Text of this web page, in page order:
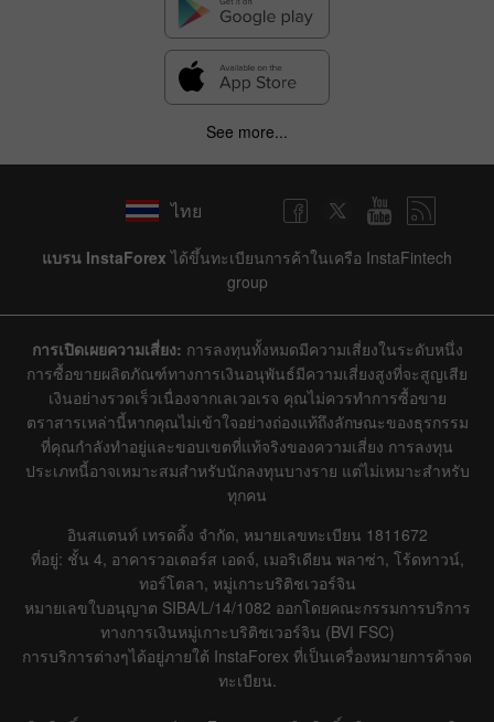
See more...
ไทย
แบรน InstaForex ได้ขึ้นทะเบียนการค้าในเครือ InstaFintech
group
การเปิดเผยความเสี่ยง: การลงทุนทั้งหมดมีความเสี่ยงในระดับหนึ่ง
การซื้อขายผลิตภัณฑ์ทางการเงินอนุพันธ์มีความเสี่ยงสูงที่จะสูญเสีย
เงินอย่างรวดเร็วเนื่องจากเลเวอเรจ คุณไม่ควรทำการซื้อขาย
ตราสารเหล่านี้หากคุณไม่เข้าใจอย่างถ่องแท้ถึงลักษณะของธุรกรรม
ที่คุณกำลังทำอยู่และขอบเขตที่แท้จริงของความเสี่ยง การลงทุน
ประเภทนี้อาจเหมาะสมสำหรับนักลงทุนบางราย แต่ไม่เหมาะสำหรับ
ทุกคน
อินสแตนท์ เทรดดิ้ง จำกัด, หมายเลขทะเบียน 1811672
ที่อยู่: ชั้น 4, อาคารวอเตอร์ส เอดจ์, เมอริเดียน พลาซ่า, โร้ดทาวน์,
ทอร์โตลา, หมู่เกาะบริติชเวอร์จิน
หมายเลขใบอนุญาต SIBA/L/14/1082 ออกโดยคณะกรรมการบริการ
ทางการเงินหมู่เกาะบริติชเวอร์จิน (BVI FSC)
การบริการต่างๆได้อยู่ภายใต้ InstaForex ที่เป็นเครื่องหมายการค้าจด
ทะเบียน.